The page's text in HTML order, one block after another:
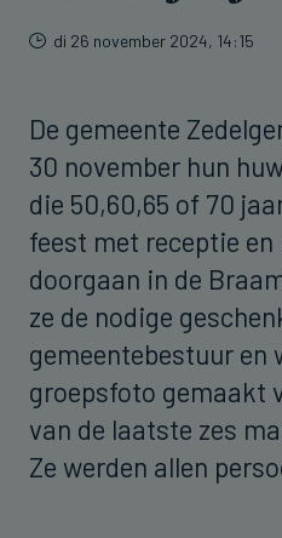
di 26 november 2024, 14:15
De gemeente
30 november hun
die 50,60,65 of 70
feest met receptie en
doorgaan in de
ze de nodige
gemeentebestuur en
groepsfoto gemaakt
van de laatste zes
Ze werden allen